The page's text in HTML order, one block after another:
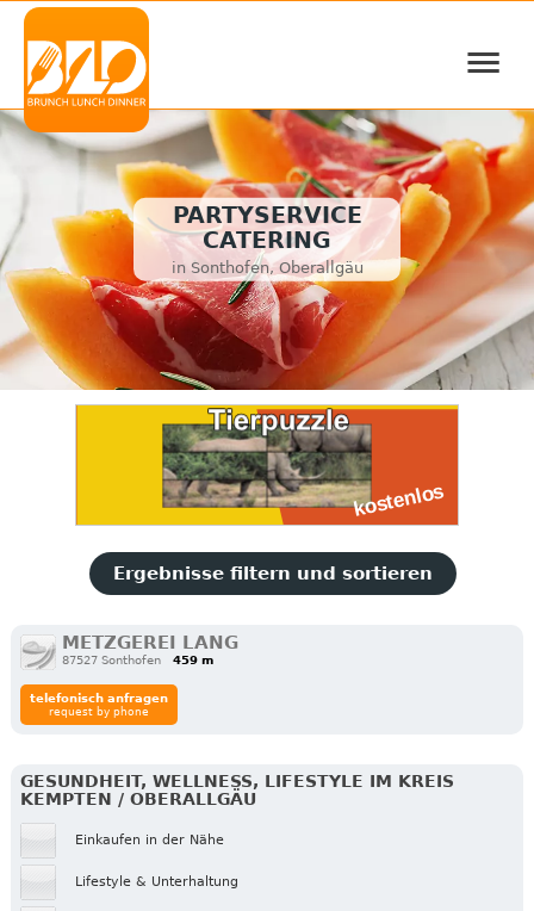
≡
PARTYSERVICE
CATERING
in Sonthofen, Oberallgäu
Ergebnisse filtern und sortieren
METZGEREI LANG
87527 Sonthofen 459 m
telefonisch anfragen
request by phone
GESUNDHEIT, WELLNESS, LIFESTYLE IM KREIS
KEMPTEN / OBERALLGÄU
Einkaufen in der Nähe
Lifestyle & Unterhaltung